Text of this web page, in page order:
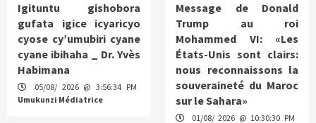
Igituntu gishobora
gufata igice icyaricyo
cyose cy’umubiri cyane
cyane ibihaha _ Dr. Yvès
Habimana
05/08/ 2026 @ 3:56:34 PM
Umukunzi Médiatrice
Message de Donald
Trump au roi
Mohammed VI: «Les
États-Unis sont clairs:
nous reconnaissons la
souveraineté du Maroc
sur le Sahara»
01/08/ 2026 @ 10:30:30 PM